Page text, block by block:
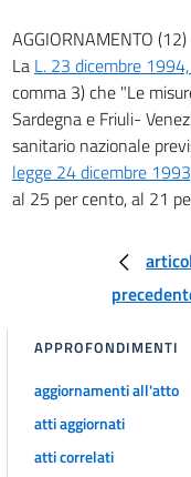
AGGIORNAMENTO (12)
La L. 23 dicembre
comma 3) che "Le
Sardegna e Friuli-
sanitario nazionale
legge 24 dicembre
al 25 per cento, al 21
APPROFONDIMENTI
aggiornamenti all'atto
atti aggiornati
atti correlati